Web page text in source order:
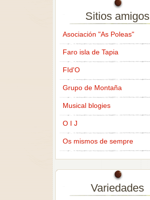
Sitios amigos
Asociación "As Poleas"
Faro isla de Tapia
FId'O
Grupo de Montaña
Musical blogies
O I J
Os mismos de sempre
Variedades